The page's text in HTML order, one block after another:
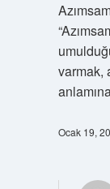
varmak,
Ocak 19,